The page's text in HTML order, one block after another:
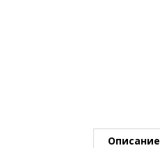
Описание